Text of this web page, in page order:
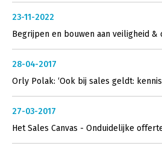
23-11-2022
Begrijpen en bouwen aan veiligheid &
28-04-2017
Orly Polak: ‘Ook bij sales geldt: kennis
27-03-2017
Het Sales Canvas - Onduidelijke